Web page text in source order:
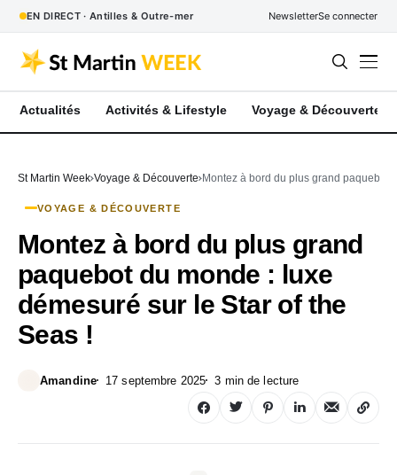
EN DIRECT · Antilles & Outre-mer NewsletterSe connecter
Actualités Activités & Lifestyle Voyage & Découverte
St Martin Week Voyage & Découverte Montez à bord du plus grand paquebot
VOYAGE & DÉCOUVERTE
Montez à bord du plus grand
paquebot du monde : luxe
démesuré sur le Star of the
Seas !
Amandine 17 septembre 2025 3 min de lecture